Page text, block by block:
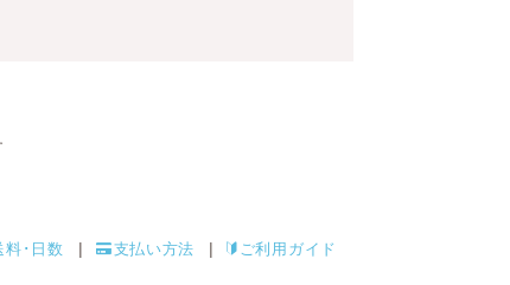
料･日数 支払い方法 ご利用ガイド